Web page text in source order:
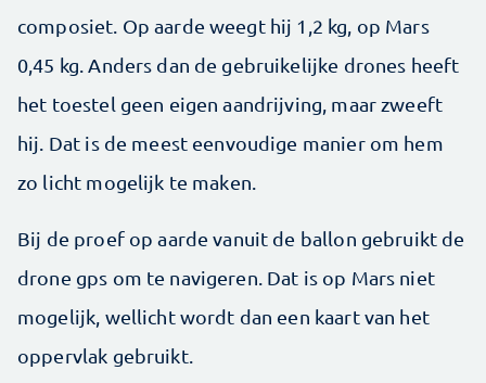
composiet. Op aarde weegt hij 1,2 kg, op Mars
0,45 kg. Anders dan de gebruikelijke drones heeft
het toestel geen eigen aandrijving, maar zweeft
hij. Dat is de meest eenvoudige manier om hem
zo licht mogelijk te maken.
Bij de proef op aarde vanuit de ballon gebruikt de
drone gps om te navigeren. Dat is op Mars niet
mogelijk, wellicht wordt dan een kaart van het
oppervlak gebruikt.